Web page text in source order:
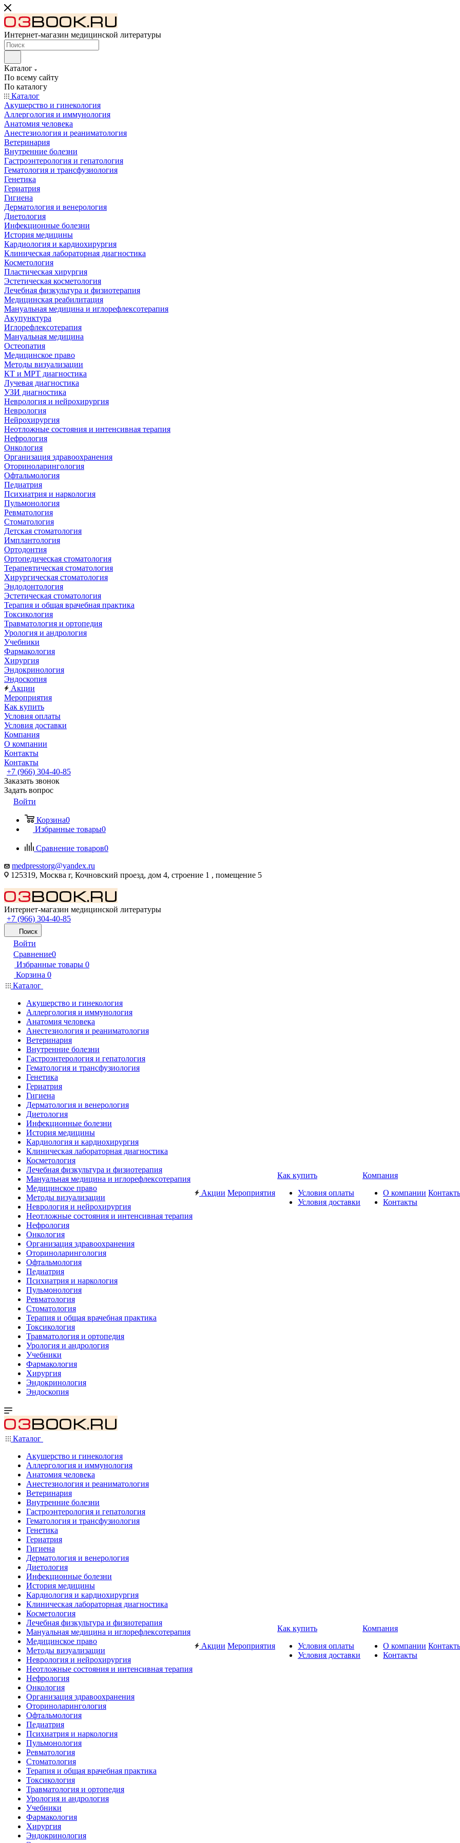
Интернет-магазин медицинской литературы
Каталог
По всему сайту
По каталогу
Каталог
Акушерство и гинекология
Аллергология и иммунология
Анатомия человека
Анестезиология и реаниматология
Ветеринария
Внутренние болезни
Гастроэнтерология и гепатология
Гематология и трансфузиология
Генетика
Гериатрия
Гигиена
Дерматология и венерология
Диетология
Инфекционные болезни
История медицины
Кардиология и кардиохирургия
Клиническая лабораторная диагностика
Косметология
Пластическая хирургия
Эстетическая косметология
Лечебная физкультура и физиотерапия
Медицинская реабилитация
Мануальная медицина и иглорефлексотерапия
Акупунктура
Иглорефлексотерапия
Мануальная медицина
Остеопатия
Медицинское право
Методы визуализации
КТ и МРТ диагностика
Лучевая диагностика
УЗИ диагностика
Неврология и нейрохирургия
Неврология
Нейрохирургия
Неотложные состояния и интенсивная терапия
Нефрология
Онкология
Организация здравоохранения
Оториноларингология
Офтальмология
Педиатрия
Психиатрия и наркология
Пульмонология
Ревматология
Стоматология
Детская стоматология
Имплантология
Ортодонтия
Ортопедическая стоматология
Терапевтическая стоматология
Хирургическая стоматология
Эндодонтология
Эстетическая стоматология
Терапия и общая врачебная практика
Токсикология
Травматология и ортопедия
Урология и андрология
Учебники
Фармакология
Хирургия
Эндокринология
Эндоскопия
Акции
Мероприятия
Как купить
Условия оплаты
Условия доставки
Компания
О компании
Контакты
Контакты
+7 (966) 304-40-85
Заказать звонок
Задать вопрос
Войти
Корзина0
Избранные товары0
Сравнение товаров0
medpresstorg@yandex.ru
125319, Москва г, Кочновский проезд, дом 4, строение 1 , помещение 5
Интернет-магазин медицинской литературы
+7 (966) 304-40-85
Поиск
Войти
Сравнение0
Избранные товары 0
Корзина 0
Каталог
Акушерство и гинекология
Аллергология и иммунология
Анатомия человека
Анестезиология и реаниматология
Ветеринария
Внутренние болезни
Гастроэнтерология и гепатология
Гематология и трансфузиология
Генетика
Гериатрия
Гигиена
Дерматология и венерология
Диетология
Инфекционные болезни
История медицины
Кардиология и кардиохирургия
Клиническая лабораторная диагностика
Косметология
Лечебная физкультура и физиотерапия
Мануальная медицина и иглорефлексотерапия
Медицинское право
Методы визуализации
Неврология и нейрохирургия
Неотложные состояния и интенсивная терапия
Нефрология
Онкология
Организация здравоохранения
Оториноларингология
Офтальмология
Педиатрия
Психиатрия и наркология
Пульмонология
Ревматология
Стоматология
Терапия и общая врачебная практика
Токсикология
Травматология и ортопедия
Урология и андрология
Учебники
Фармакология
Хирургия
Эндокринология
Эндоскопия
Акции Мероприятия
Как купить
Условия оплаты
Условия доставки
Компания
О компании
Контакты
Каталог
Акушерство и гинекология
Аллергология и иммунология
Анатомия человека
Анестезиология и реаниматология
Ветеринария
Внутренние болезни
Гастроэнтерология и гепатология
Гематология и трансфузиология
Генетика
Гериатрия
Гигиена
Дерматология и венерология
Диетология
Инфекционные болезни
История медицины
Кардиология и кардиохирургия
Клиническая лабораторная диагностика
Косметология
Лечебная физкультура и физиотерапия
Мануальная медицина и иглорефлексотерапия
Медицинское право
Методы визуализации
Неврология и нейрохирургия
Неотложные состояния и интенсивная терапия
Нефрология
Онкология
Организация здравоохранения
Оториноларингология
Офтальмология
Педиатрия
Психиатрия и наркология
Пульмонология
Ревматология
Стоматология
Терапия и общая врачебная практика
Токсикология
Травматология и ортопедия
Урология и андрология
Учебники
Фармакология
Хирургия
Эндокринология
Акции Мероприятия
Как купить
Условия оплаты
Условия доставки
Компания
О компании
Контакты